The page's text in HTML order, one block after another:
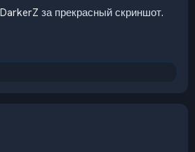
за прекрасный скриншот.